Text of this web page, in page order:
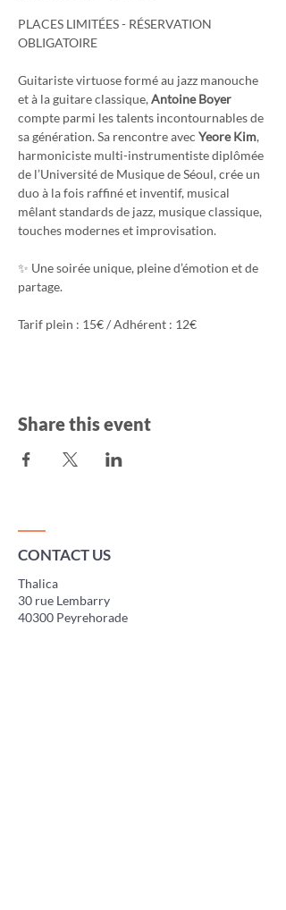
PLACES LIMITÉES - RÉSERVATION
OBLIGATOIRE
Guitariste virtuose formé au jazz manouche
et à la guitare classique, Antoine Boyer
compte parmi les talents incontournables de
sa génération. Sa rencontre avec Yeore Kim,
harmoniciste multi-instrumentiste diplômée
de l’Université de Musique de Séoul, crée un
duo à la fois raffiné et inventif, musical
mêlant standards de jazz, musique classique,
touches modernes et improvisation.
✨ Une soirée unique, pleine d’émotion et de
partage.
Tarif plein : 15€ / Adhérent : 12€
Share this event
CONTACT US
Thalica
30 rue Lembarry
40300 Peyrehorade